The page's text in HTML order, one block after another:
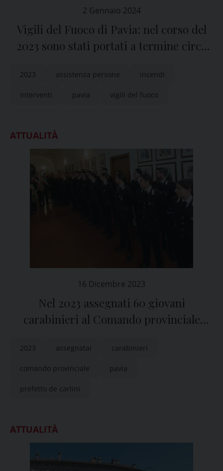
2 Gennaio 2024
Vigili del Fuoco di Pavia: nel corso del
2023 sono stati portati a termine circa
2023 assistenza persone incendi
interventi pavia vigili del fuoco
ATTUALITÀ
16 Dicembre 2023
Nel 2023 assegnati 60 giovani
carabinieri al Comando provinciale
2023 assegnatai carabinieri
comando provinciale pavia
prefetto de carlini
ATTUALITÀ